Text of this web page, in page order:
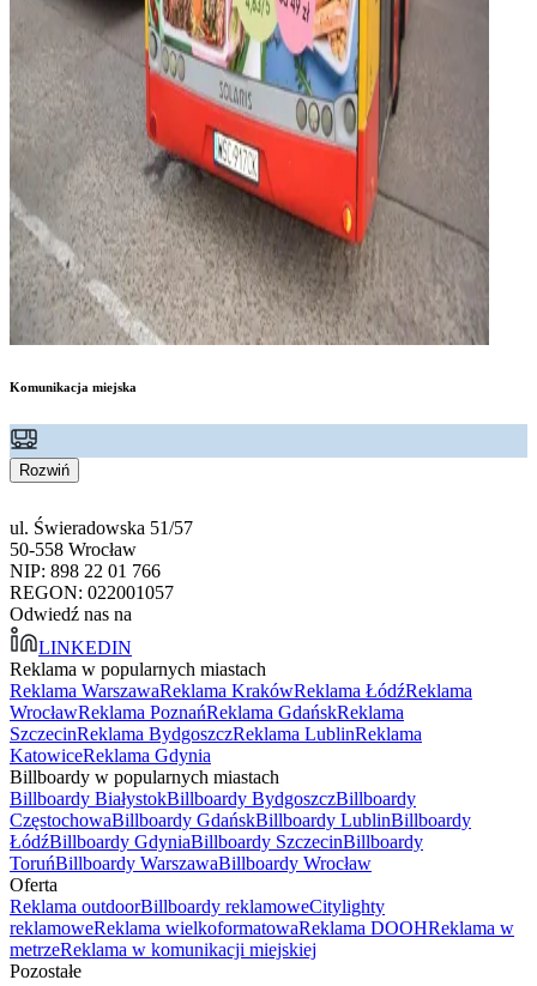
Komunikacja miejska
Rozwiń
ul. Świeradowska 51/57
50-558 Wrocław
NIP: 898 22 01 766
REGON: 022001057
Odwiedź nas na
LINKEDIN
Reklama w popularnych miastach
Reklama WarszawaReklama KrakówReklama ŁódźReklama
WrocławReklama PoznańReklama GdańskReklama
SzczecinReklama BydgoszczReklama LublinReklama
KatowiceReklama Gdynia
Billboardy w popularnych miastach
Billboardy BiałystokBillboardy BydgoszczBillboardy
CzęstochowaBillboardy GdańskBillboardy LublinBillboardy
ŁódźBillboardy GdyniaBillboardy SzczecinBillboardy
ToruńBillboardy WarszawaBillboardy Wrocław
Oferta
Reklama outdoorBillboardy reklamoweCitylighty
reklamoweReklama wielkoformatowaReklama DOOHReklama w
metrzeReklama w komunikacji miejskiej
Pozostałe